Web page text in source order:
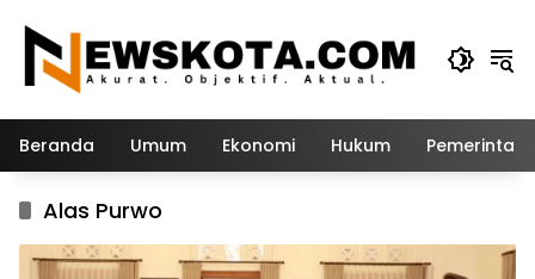
konten
Beranda Umum Ekonomi Hukum
Alas Purwo